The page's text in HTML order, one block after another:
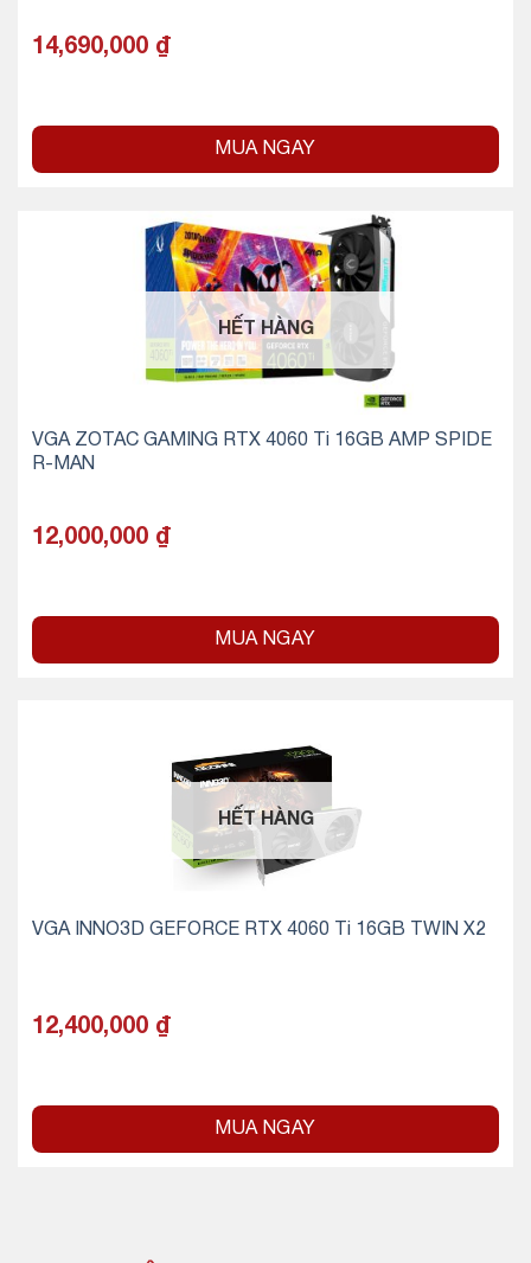
14,690,000 ₫
MUA NGAY
HẾT HÀNG
VGA ZOTAC GAMING RTX 4060 Ti 16GB AMP SPIDE
R-MAN
12,000,000 ₫
MUA NGAY
HẾT HÀNG
VGA INNO3D GEFORCE RTX 4060 Ti 16GB TWIN X2
12,400,000 ₫
MUA NGAY